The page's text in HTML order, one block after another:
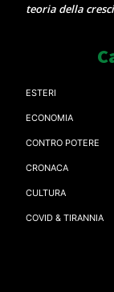
teoria della
ESTERI
ECONOMIA
CONTRO POTERE
CRONACA
CULTURA
COVID & TIRANNIA